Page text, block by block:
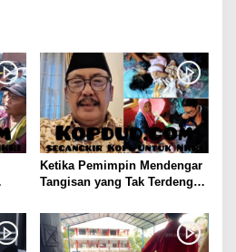
Ketika Pemimpin Mendengar
Tangisan yang Tak Terdengar,
dengan Mubarokah